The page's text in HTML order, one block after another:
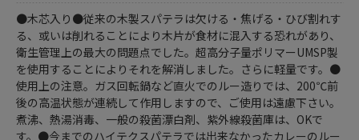
●木芯入り●従来の木製スパテラは欠ける・焦げる・ひび割れす
る、或いは削れることにより木片が食材に混入する恐れがあり、
衛生管理上の最大の問題点でした。超高分子量ポリマーUMSP製
を使用することによりそれを解消しました。さらに軽量です。●
使用上の注意。ガス回転鍋など直火でのルー造りでは、200℃前
後の高温状態が連続して作用しますので、ご使用は遠慮下さい。
煮沸、熱湯消毒、一般の殺菌漂白剤、紫外線殺菌庫は、OKで
す。●今までのハイテクスパテラでは出来なかったカレーのルー